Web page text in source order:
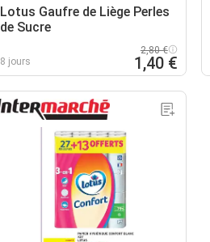
Lotus Gaufre de Liège Perles
de Sucre
8 jours
2,80 €
1,40 €